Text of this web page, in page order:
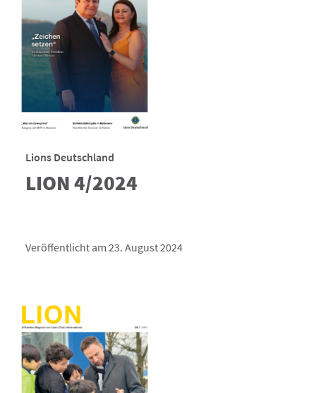
Lions Deutschland
LION 4/2024
Veröffentlicht am 23. August 2024